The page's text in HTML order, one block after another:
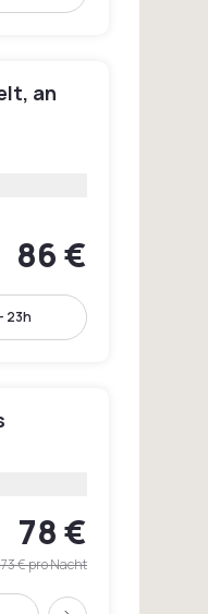
an
86 €
23h
78 €
€pro Nacht